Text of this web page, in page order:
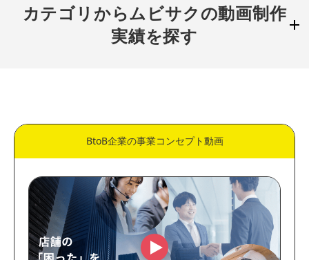
カテゴリからムビサクの動画制作
実績を探す
30万円～50万円
表現方法
実写動画 アニメーション動画
用途
BtoB企業の事業コンセプト動画